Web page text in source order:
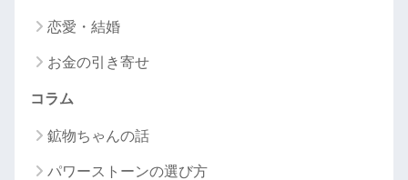
恋愛・結婚
お金の引き寄せ
コラム
鉱物ちゃんの話
パワーストーンの選び方